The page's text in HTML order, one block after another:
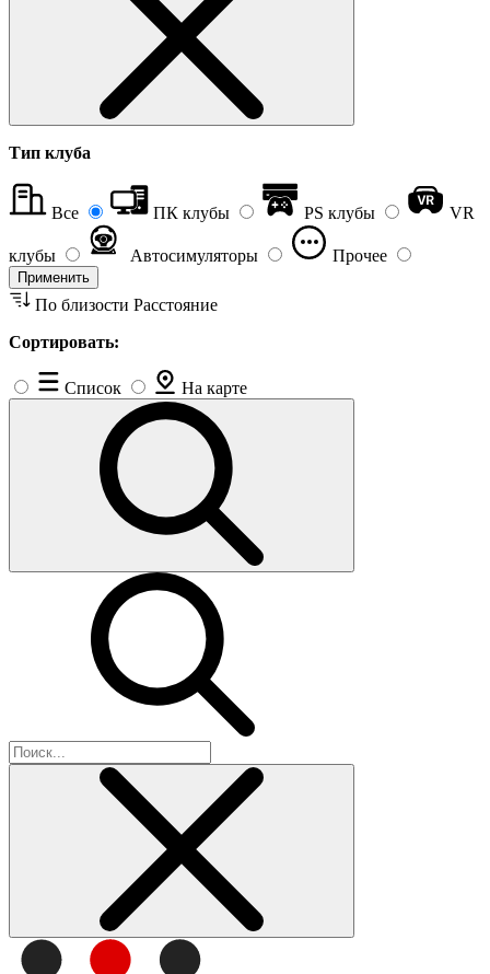
Тип клуба
Все ПК клубы PS клубы VR
клубы Автосимуляторы Прочее
Применить
По близости Расстояние
Сортировать:
Список На карте